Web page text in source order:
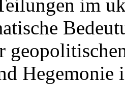
im
Hegemonie